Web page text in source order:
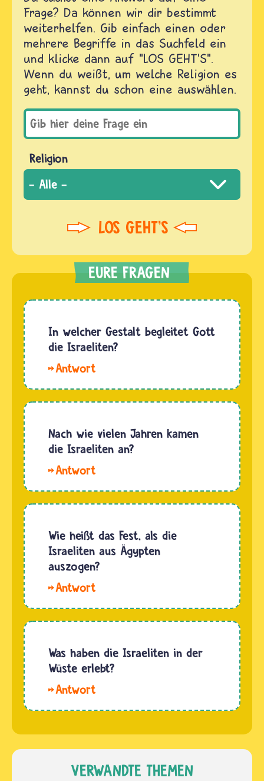
Frage? Da können wir dir bestimmt
weiterhelfen. Gib einfach einen oder
mehrere Begriffe in das Suchfeld ein
und klicke dann auf "LOS GEHT'S".
Wenn du weißt, um welche Religion es
geht, kannst du schon eine auswählen.
Religion
In welcher Gestalt begleitet Gott
die Israeliten?
Auszug
Ägypten
begleitet
Volk der
Israeliten
in Form
Wolkensäule
am Tag
und
einer…
Nach wie vielen Jahren kamen
die Israeliten an?
und Christentum erzählen,
Israelitinnen
und
Israeliten
ihrem …
Wie heißt das Fest, als die
Israeliten aus Ägypten
auszogen?
Fest, das
Auszug
der
aus
Ägypten
oder
Was haben die Israeliten in der
Wüste erlebt?
Flucht
aus
ÄgyptenVERWANDTE THEMEN